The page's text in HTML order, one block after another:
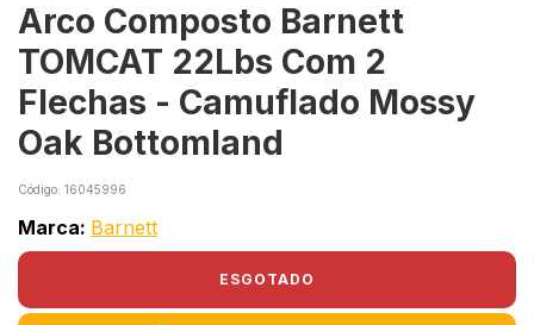
Arco Composto Barnett
TOMCAT 22Lbs Com 2
Flechas - Camuflado Mossy
Oak Bottomland
Código: 16045996
Marca: Barnett